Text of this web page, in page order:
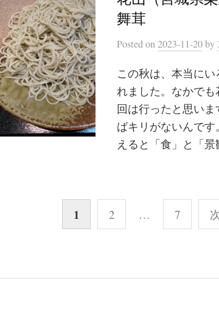
舞茸
Postedon2023-11-20by
この秋は、本当に
れました。なかで
回は行ったと思い
ばキリがないんで
えると「食」と「
1 2 … 7